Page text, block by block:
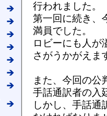
行われました。
第一回に続き、
満員でした。
ロビーにも人が
さがうかがえま
また、今回の公
手話通訳者の入
しかし、手話通